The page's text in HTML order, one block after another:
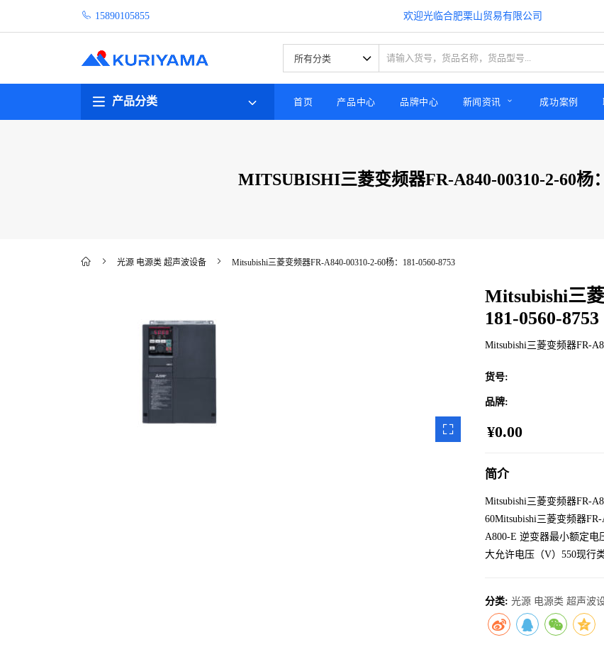
15890105855 欢迎光临合肥栗山贸易有限公司
询
产品分类 首页 产品中心 品牌中心 新闻资讯 成功案例
MITSUBISHI三菱变频器FR-A840-00310-2-60杨
光源 电源类 超声波设备 Mitsubishi三菱变频器FR-A840-00310-2-60杨：181-0560-8753
Mitsubishi三
181-0560-8753
Mitsubishi三菱变频器FR-
货号:
品牌:
¥0.00
简介
Mitsubishi三菱变频器FR-
60Mitsubishi三菱变频器
A800-E 逆变器最小额定电
大允许电压（V）550现行
分类: 光源 电源类 超声波